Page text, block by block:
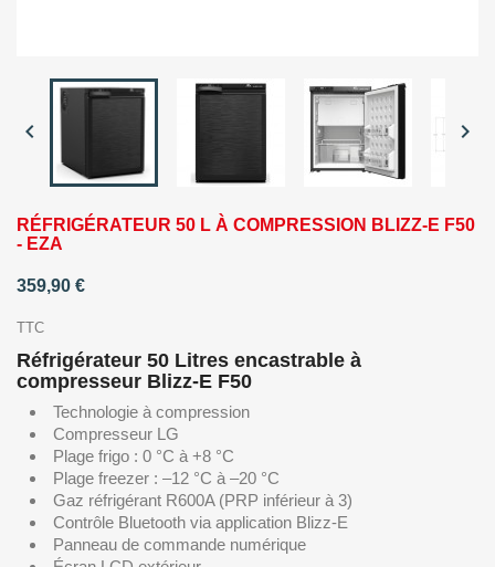
 
RÉFRIGÉRATEUR 50 L À COMPRESSION BLIZZ-E F50
- EZA
359,90 €
TTC
Réfrigérateur 50 Litres encastrable à
compresseur Blizz-E F50
Technologie à compression
Compresseur LG
Plage frigo : 0 °C à +8 °C
Plage freezer : –12 °C à –20 °C
Gaz réfrigérant R600A (PRP inférieur à 3)
Contrôle Bluetooth via application Blizz-E
Panneau de commande numérique